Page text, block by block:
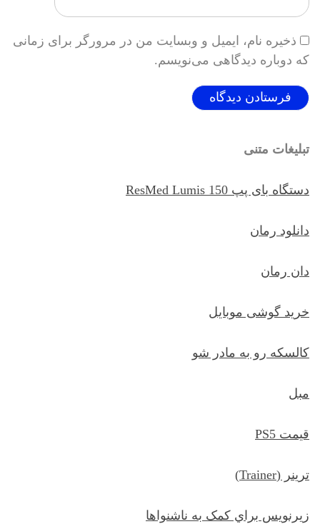
ذخیره نام، ایمیل و وبسایت من در مرورگر برای زمانی
که دوباره دیدگاهی می‌نویسم.
تبلیغات متنی
دستگاه بای پپ ResMed Lumis 150
دانلود رمان
دان رمان
خرید گوشی موبایل
کالسکه رو به مادر شو
مبل
قیمت PS5
ترينر (Trainer)
زيرنويس براي کمک به ناشنواها